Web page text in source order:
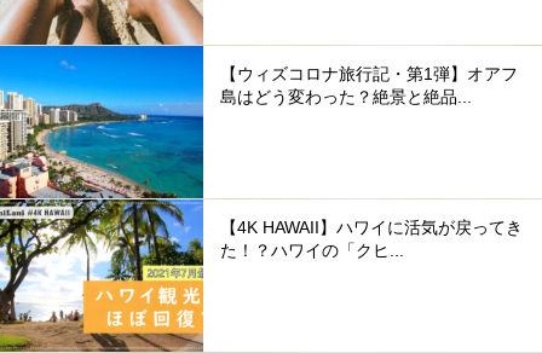
【ウィズコロナ旅行記・第1弾】オアフ
島はどう変わった？絶景と絶品...
【4K HAWAII】ハワイに活気が戻ってき
た！？ハワイの「クヒ...